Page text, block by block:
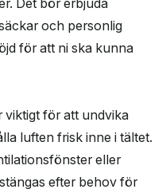
och personlig
för att ni ska kunna
viktigt för att undvika
luften frisk inne i tältet.
eller
efter behov för